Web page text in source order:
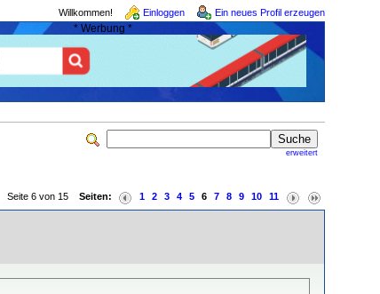
Willkommen! Einloggen Ein neues Profil erzeugen
* Werbung *
erweitert
Seite 6 von 15 Seiten: 1 2 3 4 5 6 7 8 9 10 11